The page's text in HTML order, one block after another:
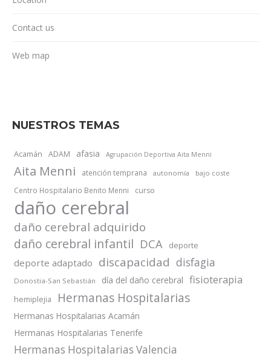
Contact us
Web map
NUESTROS TEMAS
Acamán ADAM afasia Agrupación Deportiva Aita Menni
Aita Menni atención temprana autonomía bajo coste
Centro Hospitalario Benito Menni curso
daño cerebral
daño cerebral adquirido
daño cerebral infantil DCA deporte
deporte adaptado discapacidad disfagia
Donostia-San Sebastián día del daño cerebral fisioterapia
hemiplejia Hermanas Hospitalarias
Hermanas Hospitalarias Acamán
Hermanas Hospitalarias Tenerife
Hermanas Hospitalarias Valencia